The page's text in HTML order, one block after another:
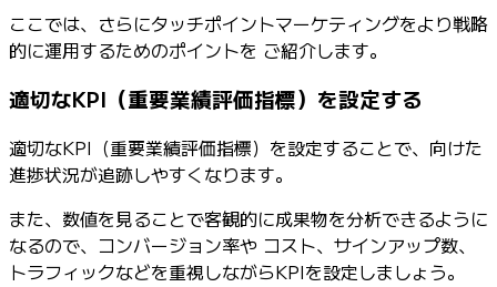
ここでは、さらにタッチポイントマーケティングをより戦略
的に運用するためのポイントを ご紹介します。
適切なKPI（重要業績評価指標）を設定する
適切なKPI（重要業績評価指標）を設定することで、向けた
進捗状況が追跡しやすくなります。
また、数値を見ることで客観的に成果物を分析できるように
なるので、コンバージョン率や コスト、サインアップ数、
トラフィックなどを重視しながらKPIを設定しましょう。